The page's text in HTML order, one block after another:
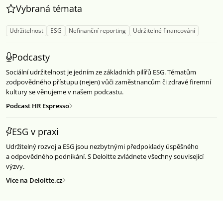
Vybraná témata
Udržitelnost ESG Nefinanční reporting Udržitelné financování
Podcasty
Sociální udržitelnost je jedním ze základních pilířů ESG. Tématům
zodpovědného přístupu (nejen) vůči zaměstnancům či zdravé firemní
kultury se věnujeme v našem podcastu.
Podcast HR Espresso
ESG v praxi
Udržitelný rozvoj a ESG jsou nezbytnými předpoklady úspěšného
a odpovědného podnikání. S Deloitte zvládnete všechny související
výzvy.
Více na Deloitte.cz